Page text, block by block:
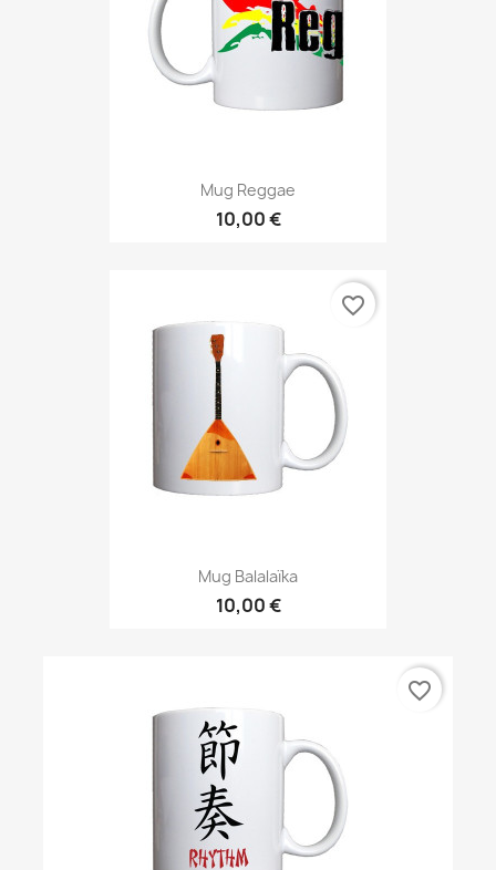
Mug Reggae
10,00 €
Mug Balalaïka
10,00 €
favorite_border
favorite_border